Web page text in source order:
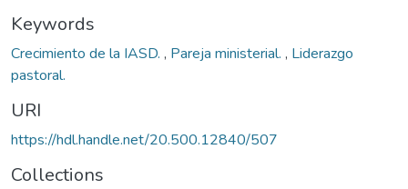
Keywords
Crecimiento de la IASD. , Pareja ministerial. , Liderazgo
pastoral.
URI
https://hdl.handle.net/20.500.12840/507
Collections